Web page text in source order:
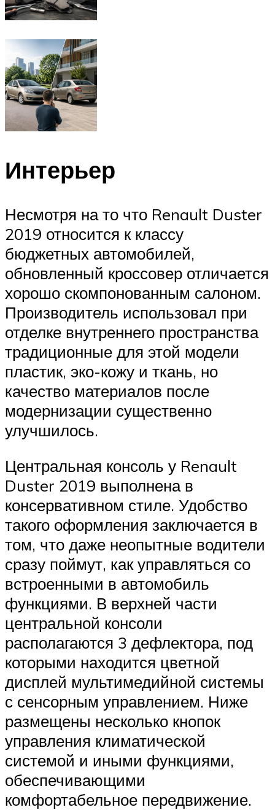
Интерьер
Несмотря на то что Renault Duster
2019 относится к классу
бюджетных автомобилей,
обновленный кроссовер отличается
хорошо скомпонованным салоном.
Производитель использовал при
отделке внутреннего пространства
традиционные для этой модели
пластик, эко-кожу и ткань, но
качество материалов после
модернизации существенно
улучшилось.
Центральная консоль у Renault
Duster 2019 выполнена в
консервативном стиле. Удобство
такого оформления заключается в
том, что даже неопытные водители
сразу поймут, как управляться со
встроенными в автомобиль
функциями. В верхней части
центральной консоли
располагаются 3 дефлектора, под
которыми находится цветной
дисплей мультимедийной системы
с сенсорным управлением. Ниже
размещены несколько кнопок
управления климатической
системой и иными функциями,
обеспечивающими
комфортабельное передвижение.